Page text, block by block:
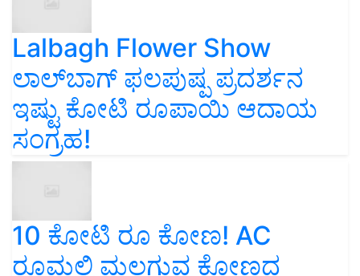
Lalbagh Flower Show
ಲಾಲ್‌ಬಾಗ್ ಫಲಪುಷ್ಪ ಪ್ರದರ್ಶನ
ಇಷ್ಟು ಕೋಟಿ ರೂಪಾಯಿ ಆದಾಯ
ಸಂಗ್ರಹ!
10 ಕೋಟಿ ರೂ ಕೋಣ! AC
ರೂಮಲ್ಲಿ ಮಲಗುವ ಕೋಣದ